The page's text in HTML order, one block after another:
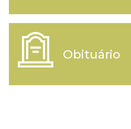
Obituário